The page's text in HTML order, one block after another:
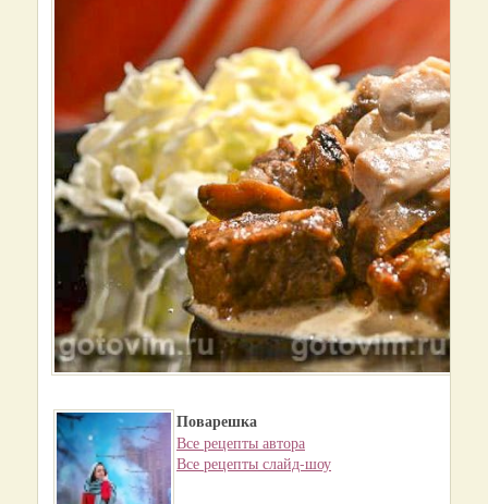
Поварешка
Все рецепты автора
Все рецепты слайд-шоу